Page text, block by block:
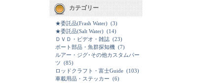
カテゴリー
★委託品(Frash Water) (3)
★委託品(Salt Water) (14)
ＤＶＤ・ビデオ・雑誌 (23)
ボート部品・魚群探知機 (7)
ルアー・ジグ･その他カスタムパー
ツ (85)
ロッドクラフト・富士Guide (103)
車載用品・ステッカー (6)